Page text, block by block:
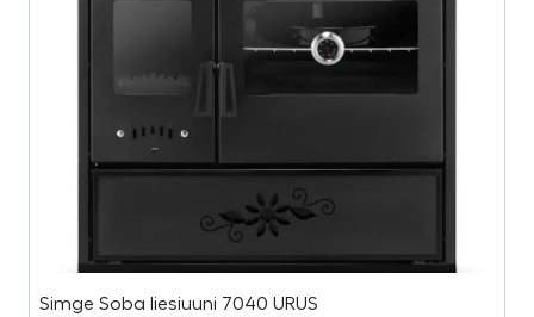
Simge Soba liesiuuni 7040 URUS